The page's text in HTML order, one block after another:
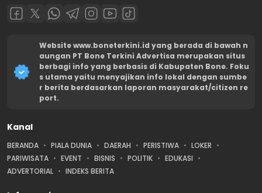
Website www.boneterkini.id yang berada di bawah n
aungan PT Bone Terkini Advertisa merupakan situs
berbagi info yang berbasis di Kabupaten Bone. Foku
s utama yaitu menyajikan info lokal dengan sumbe
r berita berdasarkan laporan masyarakat/citizen re
port.
Kanal
BERANDA PIALA DUNIA DAERAH PERISTIWA
LOKER
PARIWISATA
EVENT BISNIS POLITIK
EDUKASI
ADVERTORIAL
INDEKS BERITA